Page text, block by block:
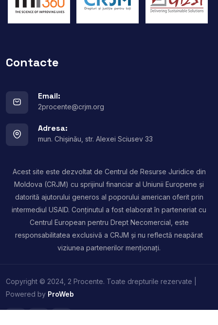
Contacte
Email:
2procente@crjm.org
Adresa:
mun. Chișinău, str. Alexei Sciusev 33
Acest site este dezvoltat de Centrul de Resurse Juridice din
Moldova (CRJM) cu sprijinul financiar al Uniunii Europene și
datorită ajutorului generos al poporului american oferit prin
intermediul USAID. Conținutul a fost elaborat în parteneriat cu
Centrul European pentru Drept Necomercial, este
responsabilitatea exclusivă a CRJM și nu reflectă neapărat
viziunea partenerilor menționați.
Copyright © 2024, 2 Procente. Toate drepturile rezervate |
Powered by ProWeb